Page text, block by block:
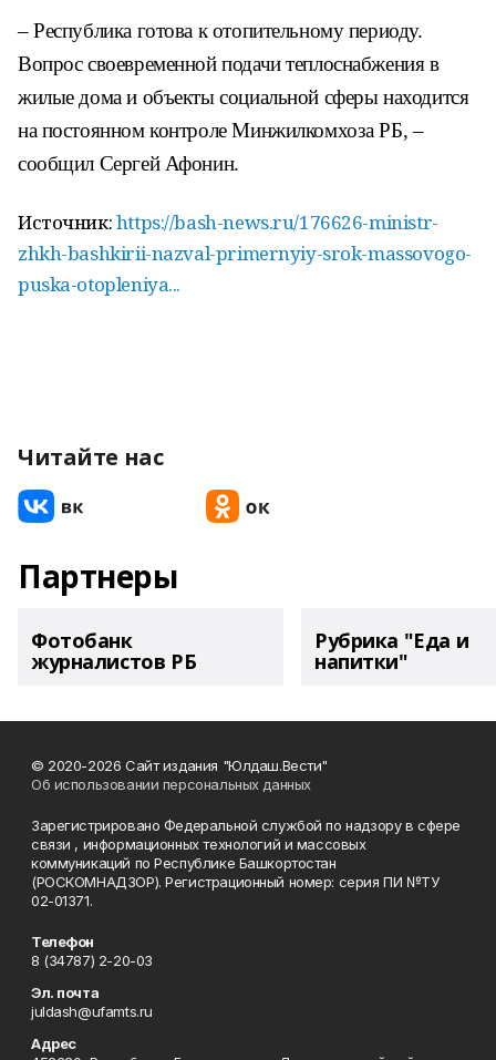
– Республика готова к отопительному периоду.
Вопрос своевременной подачи теплоснабжения в
жилые дома и объекты социальной сферы находится
на постоянном контроле Минжилкомхоза РБ, –
сообщил Сергей Афонин.
Источник:https://bash-news.ru/176626-ministr-
zhkh-bashkirii-nazval-primernyiy-srok-massovogo-
puska-otopleniya...
Читайте нас
Партнеры
Фотобанк
журналистов РБ
Рубрика "Еда и
напитки"
© 2020-2026 Сайт издания "Юлдаш.Вести"
Об использовании персональных данных
Зарегистрировано Федеральной службой по надзору в сфере
связи , информационных технологий и массовых
коммуникаций по Республике Башкортостан
(РОСКОМНАДЗОР). Регистрационный номер: серия ПИ №ТУ
02-01371.
Телефон
8 (34787) 2-20-03
Эл. почта
juldash@ufamts.ru
Адрес